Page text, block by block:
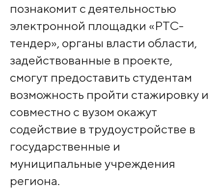
познакомит с деятельностью
электронной площадки «РТС-
тендер», органы власти области,
задействованные в проекте,
смогут предоставить студентам
возможность пройти стажировку и
совместно с вузом окажут
содействие в трудоустройстве в
государственные и
муниципальные учреждения
региона.